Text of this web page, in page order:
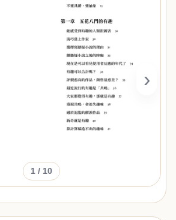
›
1 / 10